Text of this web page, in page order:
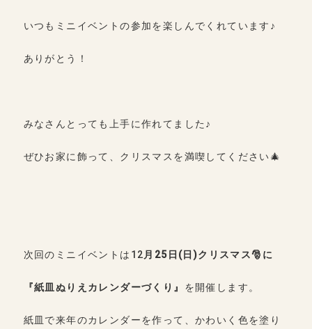
いつもミニイベントの参加を楽しんでくれています♪
ありがとう！
みなさんとっても上手に作れてました♪
ぜひお家に飾って、クリスマスを満喫してください🎄
次回のミニイベントは12 月25日 ( 日 )クリスマス🎅に
『紙皿ぬりえカレンダーづくり』 を開催します。
紙皿で来年のカレンダーを作って、かわいく色を塗り